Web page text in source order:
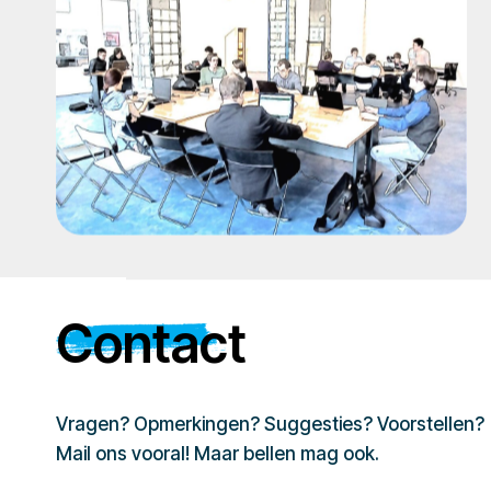
Contact
Vragen? Opmerkingen? Suggesties? Voorstellen?
Mail ons vooral! Maar bellen mag ook.